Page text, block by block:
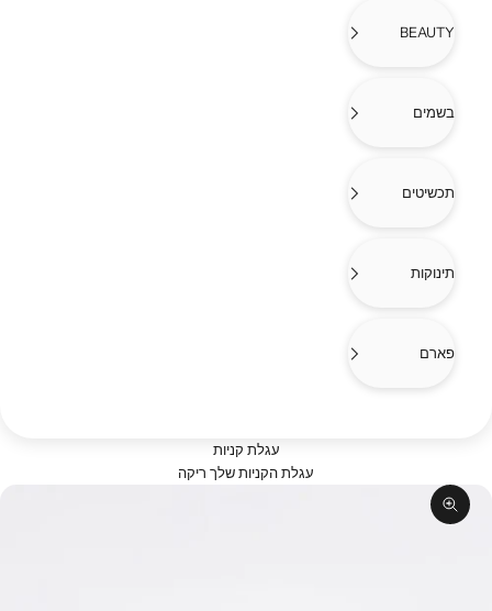
BEAUTY
בשמים
תכשיטים
תינוקות
פארם
עגלת קניות
עגלת הקניות שלך ריקה
תקריב